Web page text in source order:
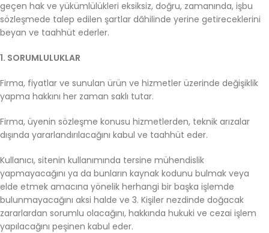
geçen hak ve yükümlülükleri eksiksiz, doğru, zamanında, işbu
sözleşmede talep edilen şartlar dâhilinde yerine getireceklerini
beyan ve taahhüt ederler.
1. SORUMLULUKLAR
Firma, fiyatlar ve sunulan ürün ve hizmetler üzerinde değişiklik
yapma hakkını her zaman saklı tutar.
Firma, üyenin sözleşme konusu hizmetlerden, teknik arızalar
dışında yararlandırılacağını kabul ve taahhüt eder.
Kullanıcı, sitenin kullanımında tersine mühendislik
yapmayacağını ya da bunların kaynak kodunu bulmak veya
elde etmek amacına yönelik herhangi bir başka işlemde
bulunmayacağını aksi halde ve 3. Kişiler nezdinde doğacak
zararlardan sorumlu olacağını, hakkında hukuki ve cezai işlem
yapılacağını peşinen kabul eder.